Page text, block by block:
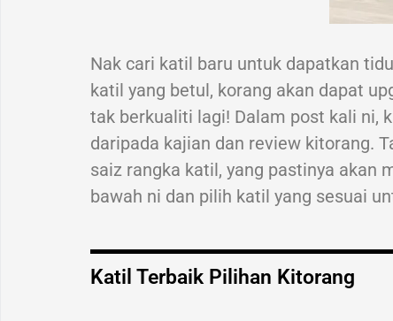
Nak cari katil baru untuk dapatkan
katil yang betul, korang akan dapat
tak berkualiti lagi! Dalam post kali ni,
daripada kajian dan review kitorang.
saiz rangka katil, yang pastinya akan
bawah ni dan pilih katil yang sesuai
Katil Terbaik Pilihan Kitorang